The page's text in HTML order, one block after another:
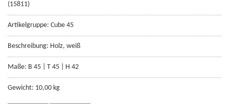
(15811)
Artikelgruppe: Cube 45
Beschreibung: Holz, weiß
Maße: B 45 | T 45 | H 42
Gewicht: 10,00 kg